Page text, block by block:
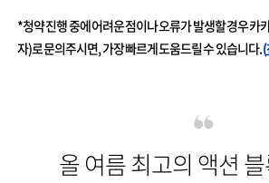
*청약 진행 중에 어려운 점이나 오류가 발생할 경우 카
자)로 문의주시면, 가장 빠르게 도움드릴 수 있습니다.(
올 여름 최고의 액션